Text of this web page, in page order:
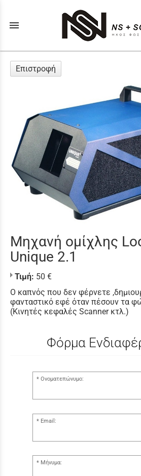
menu
Επιστροφή
Μηχανή ομίχλης
Unique 2.1
Τιμή: 50 €
Ο καπνός που δεν φέρνετε
φανταστικό εφέ όταν πέσουν τα
(Κινητές κεφαλές Scanner κτλ.)
Φόρμα
Ονοματεπώνυμο:
Email:
Μήνυμα: